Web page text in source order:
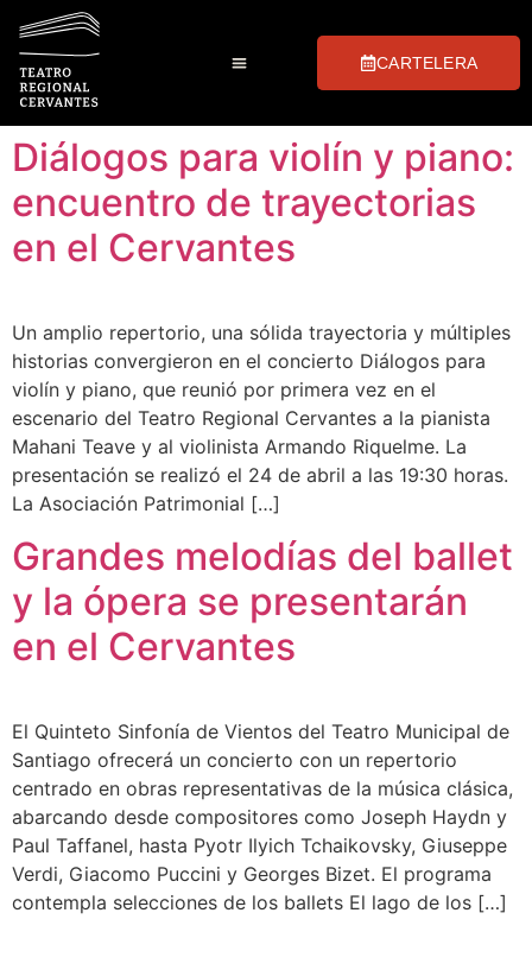
CARTELERA
Diálogos para violín y piano:
encuentro de trayectorias
en el Cervantes
Un amplio repertorio, una sólida trayectoria y múltiples
historias convergieron en el concierto Diálogos para
violín y piano, que reunió por primera vez en el
escenario del Teatro Regional Cervantes a la pianista
Mahani Teave y al violinista Armando Riquelme. La
presentación se realizó el 24 de abril a las 19:30 horas.
La Asociación Patrimonial […]
Grandes melodías del ballet
y la ópera se presentarán
en el Cervantes
El Quinteto Sinfonía de Vientos del Teatro Municipal de
Santiago ofrecerá un concierto con un repertorio
centrado en obras representativas de la música clásica,
abarcando desde compositores como Joseph Haydn y
Paul Taffanel, hasta Pyotr Ilyich Tchaikovsky, Giuseppe
Verdi, Giacomo Puccini y Georges Bizet. El programa
contempla selecciones de los ballets El lago de los […]